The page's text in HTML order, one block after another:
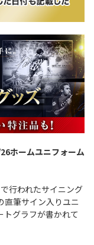
ホームユニフォーム
行われたサイニング
直筆サイン入りユニ
トグラフが書かれて